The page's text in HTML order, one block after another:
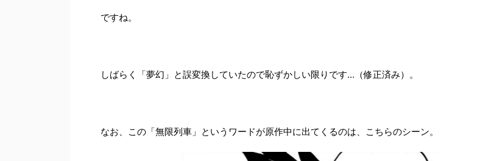
ですね。
しばらく「夢幻」と誤変換していたので恥ずかしい限りです…（修正済み）。
なお、この「無限列車」というワードが原作中に出てくるのは、こちらのシーン。